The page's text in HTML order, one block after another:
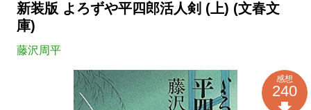
新装版 よろずや平四郎活人剣 (上) (文春文
庫)
藤沢周平
感想
240